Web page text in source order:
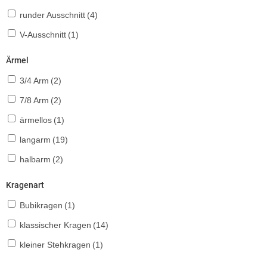
runder Ausschnitt (4)
V-Ausschnitt (1)
Ärmel
3/4 Arm (2)
7/8 Arm (2)
ärmellos (1)
langarm (19)
halbarm (2)
Kragenart
Bubikragen (1)
klassischer Kragen (14)
kleiner Stehkragen (1)